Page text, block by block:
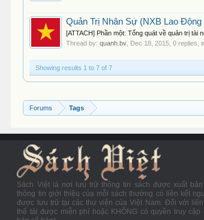
Quản Trị Nhân Sự (NXB Lao
[ATTACH] Phần một: Tổng quát về quản trị
Thread by:quanh.bv Dec 18, 2015 , 0 replies,
Showing results 1 to 7 of 7
Forums Tags
Sách Việt là nơi lưu trữ thông tin sách được xuất bản
thông tin giới thiệu của mỗi sách thường có liên kết
được lưu trữ tại các thư viện của Việt Nam. Đối với liên
thể tải được miễn phí hoặc KHÔNG có quyền truy cập